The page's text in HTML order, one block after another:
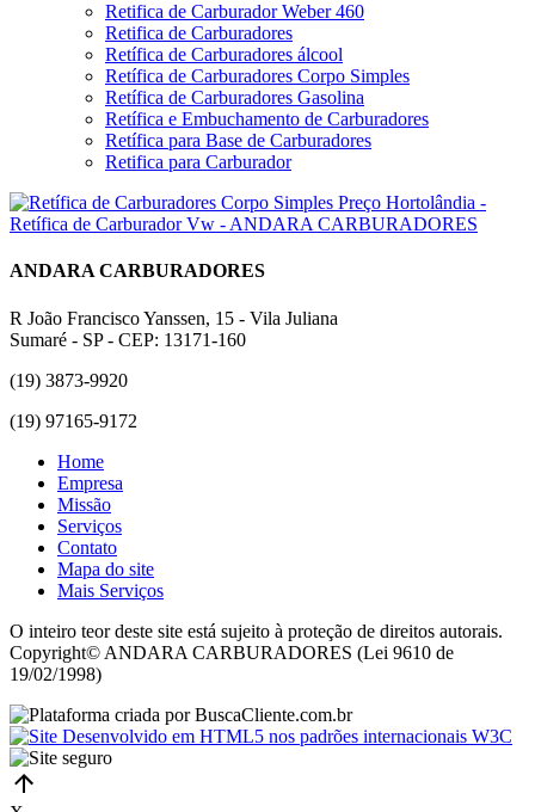
Retifica de Carburador Weber 460
Retifica de Carburadores
Retífica de Carburadores álcool
Retífica de Carburadores Corpo Simples
Retífica de Carburadores Gasolina
Retífica e Embuchamento de Carburadores
Retífica para Base de Carburadores
Retifica para Carburador
ANDARA CARBURADORES
R João Francisco Yanssen, 15 - Vila Juliana
Sumaré - SP - CEP: 13171-160
(19) 3873-9920
(19) 97165-9172
Home
Empresa
Missão
Serviços
Contato
Mapa do site
Mais Serviços
O inteiro teor deste site está sujeito à proteção de direitos autorais.
Copyright© ANDARA CARBURADORES (Lei 9610 de
19/02/1998)